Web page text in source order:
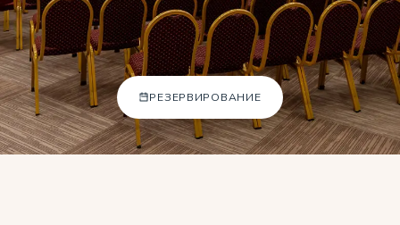
TRENDE
+902422540804
[email protected]
РЕЗЕРВИРОВАНИЕ